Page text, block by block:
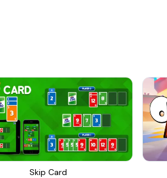
Skip Card